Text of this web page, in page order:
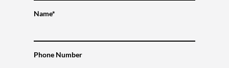
Name*
Phone Number